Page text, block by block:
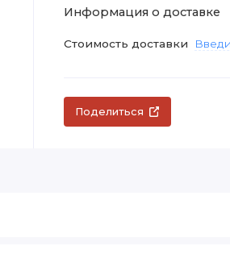
Информация о доставке
Стоимость доставки
Поделиться